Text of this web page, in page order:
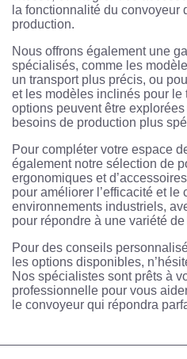
la fonctionnalité du convoyeur
production.
Nous offrons également une
spécialisés, comme les
un transport plus précis, ou
et les modèles inclinés pour le
options peuvent être
besoins de production plus
Pour compléter votre espace
également notre sélection de
ergonomiques et
pour améliorer l’efficacité et le
environnements industriels,
pour répondre à une variété
Pour des conseils
les options disponibles,
Nos spécialistes sont prêts à
professionnelle pour vous
le convoyeur qui répondra